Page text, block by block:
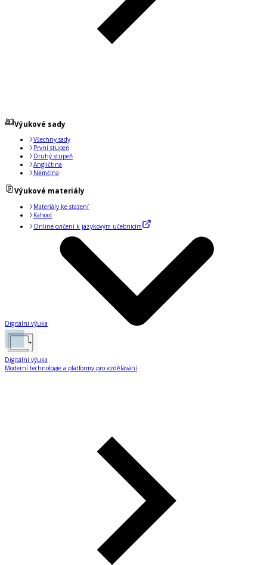
Výukové sady
Všechny sady
První stupeň
Druhý stupeň
Angličtina
Němčina
Výukové materiály
Materiály ke stažení
Kahoot
Online cvičení k jazykovým učebnicím
Digitální výuka
Digitální výuka
Moderní technologie a platformy pro vzdělávání